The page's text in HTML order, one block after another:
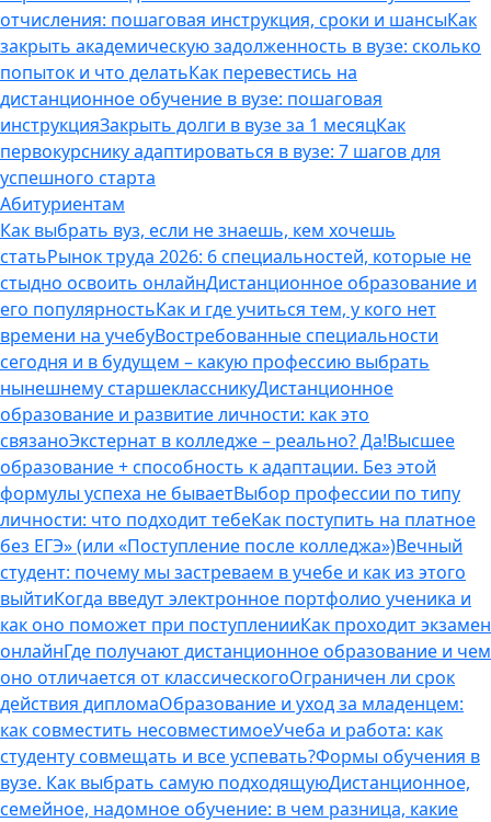
отчисления: пошаговая инструкция, сроки и шансыКак
закрыть академическую задолженность в вузе: сколько
попыток и что делатьКак перевестись на
дистанционное обучение в вузе: пошаговая
инструкцияЗакрыть долги в вузе за 1 месяцКак
первокурснику адаптироваться в вузе: 7 шагов для
успешного старта
Абитуриентам
Как выбрать вуз, если не знаешь, кем хочешь
статьРынок труда 2026: 6 специальностей, которые не
стыдно освоить онлайнДистанционное образование и
его популярностьКак и где учиться тем, у кого нет
времени на учебуВостребованные специальности
сегодня и в будущем – какую профессию выбрать
нынешнему старшеклассникуДистанционное
образование и развитие личности: как это
связаноЭкстернат в колледже – реально? Да!Высшее
образование + способность к адаптации. Без этой
формулы успеха не бываетВыбор профессии по типу
личности: что подходит тебеКак поступить на платное
без ЕГЭ» (или «Поступление после колледжа»)Вечный
студент: почему мы застреваем в учебе и как из этого
выйтиКогда введут электронное портфолио ученика и
как оно поможет при поступленииКак проходит экзамен
онлайнГде получают дистанционное образование и чем
оно отличается от классическогоОграничен ли срок
действия дипломаОбразование и уход за младенцем:
как совместить несовместимоеУчеба и работа: как
студенту совмещать и все успевать?Формы обучения в
вузе. Как выбрать самую подходящуюДистанционное,
семейное, надомное обучение: в чем разница, какие